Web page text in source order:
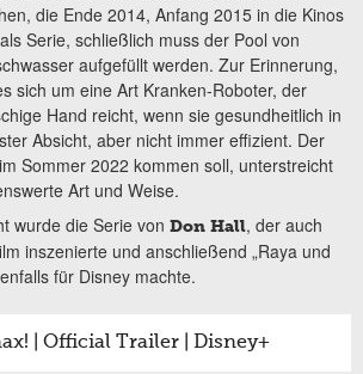
die Ende 2014, Anfang 2015 in die Kinos
Serie, schließlich muss der Pool von
aufgefüllt werden. Zur Erinnerung,
sich um eine Art Kranken-Roboter, der
Hand reicht, wenn sie gesundheitlich in
Absicht, aber nicht immer effizient. Der
Sommer 2022 kommen soll, unterstreicht
Art und Weise.
wurde die Serie von Don Hall, der auch
inszenierte und anschließend „Raya und
für Disney machte.
| Official Trailer | Disney+